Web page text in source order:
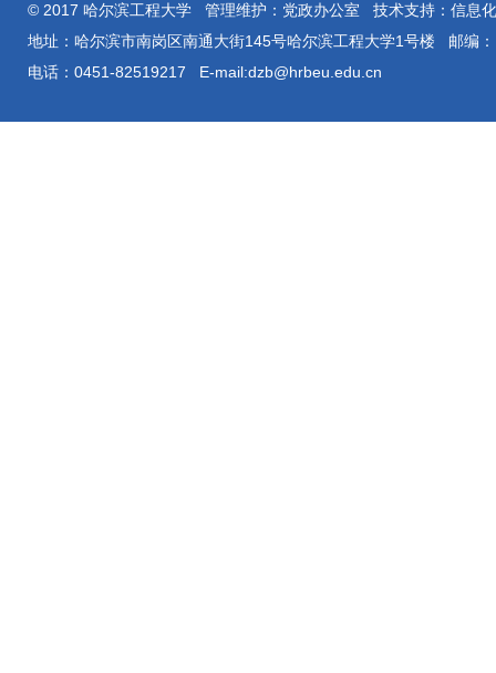
© 2017 哈尔滨工程大学 管理维护：党政办公室 技术支持：信息
地址：哈尔滨市南岗区南通大街145号哈尔滨工程大学1号楼 邮编
电话：0451-82519217 E-mail:dzb@hrbeu.edu.cn